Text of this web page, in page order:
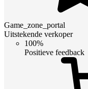
Game_zone_portal
Uitstekende verkoper
100%
Positieve feedback